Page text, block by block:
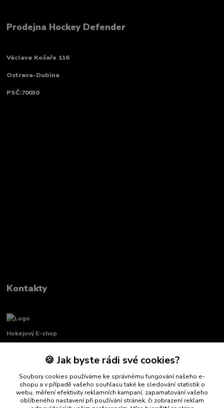
Prodejna Hockey Defender
Václava Košaře 116
Ostrava-Dubina
PSČ:70030
Kontakty
Hokejový E-shop
Renata Křenková
+420 739 339 689
Po-Pá, 8:00-16:00 pauza 11:00-13:00
info@hockeydefender.cz
🍪 Jak byste rádi své cookies?
Soubory cookies používáme ke správnému fungování našeho e-
shopu a v případě vašeho souhlasu také ke sledování statistik o
webu, měření efektivity reklamních kampaní, zapamatování vašeho
oblíbeného nastavení při používání stránek, či zobrazení reklam